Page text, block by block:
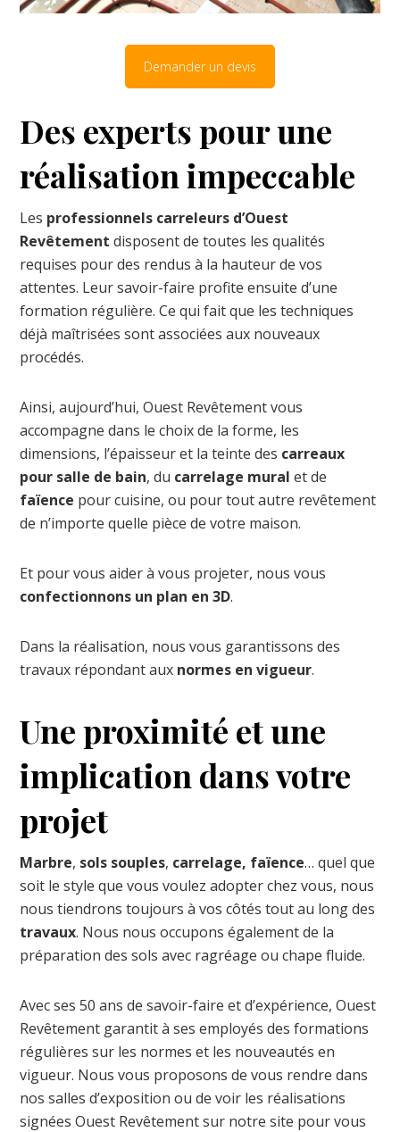
Demander un devis
Des experts pour une
réalisation impeccable
Les professionnels carreleurs d’Ouest
Revêtement disposent de toutes les qualités
requises pour des rendus à la hauteur de vos
attentes. Leur savoir-faire profite ensuite d’une
formation régulière. Ce qui fait que les techniques
déjà maîtrisées sont associées aux nouveaux
procédés.
Ainsi, aujourd’hui, Ouest Revêtement vous
accompagne dans le choix de la forme, les
dimensions, l’épaisseur et la teinte des carreaux
pour salle de bain, du carrelage muralet de
faïence pour cuisine, ou pour tout autre revêtement
de n’importe quelle pièce de votre maison.
Et pour vous aider à vous projeter, nous vous
confectionnons un plan en 3D.
Dans la réalisation, nous vous garantissons des
travaux répondant aux normes en vigueur.
Une proximité et une
implication dans votre
projet
Marbre, sols souples, carrelage, faïence… quel que
soit le style que vous voulez adopter chez vous, nous
nous tiendrons toujours à vos côtés tout au long des
travaux. Nous nous occupons également de la
préparation des sols avec ragréage ou chape fluide.
Avec ses 50 ans de savoir-faire et d’expérience, Ouest
Revêtement garantit à ses employés des formations
régulières sur les normes et les nouveautés en
vigueur. Nous vous proposons de vous rendre dans
nos salles d’exposition ou de voir les réalisations
signées Ouest Revêtementsur notre site pour vous